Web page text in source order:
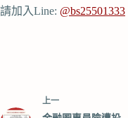
請加入Line: @bs25501333
上一